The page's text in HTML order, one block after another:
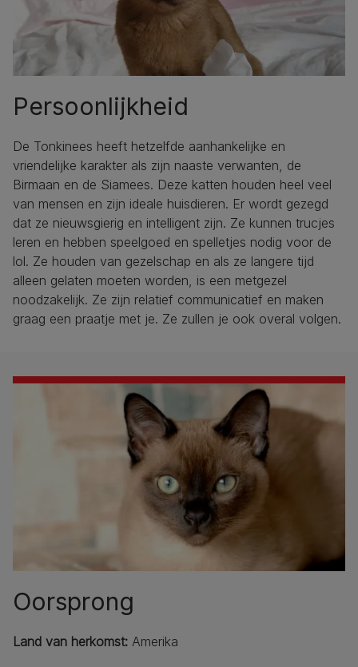
Persoonlijkheid
De Tonkinees heeft hetzelfde aanhankelijke en
vriendelijke karakter als zijn naaste verwanten, de
Birmaan en de Siamees. Deze katten houden heel veel
van mensen en zijn ideale huisdieren. Er wordt gezegd
dat ze nieuwsgierig en intelligent zijn. Ze kunnen trucjes
leren en hebben speelgoed en spelletjes nodig voor de
lol. Ze houden van gezelschap en als ze langere tijd
alleen gelaten moeten worden, is een metgezel
noodzakelijk. Ze zijn relatief communicatief en maken
graag een praatje met je. Ze zullen je ook overal volgen.
Oorsprong
Land van herkomst: Amerika